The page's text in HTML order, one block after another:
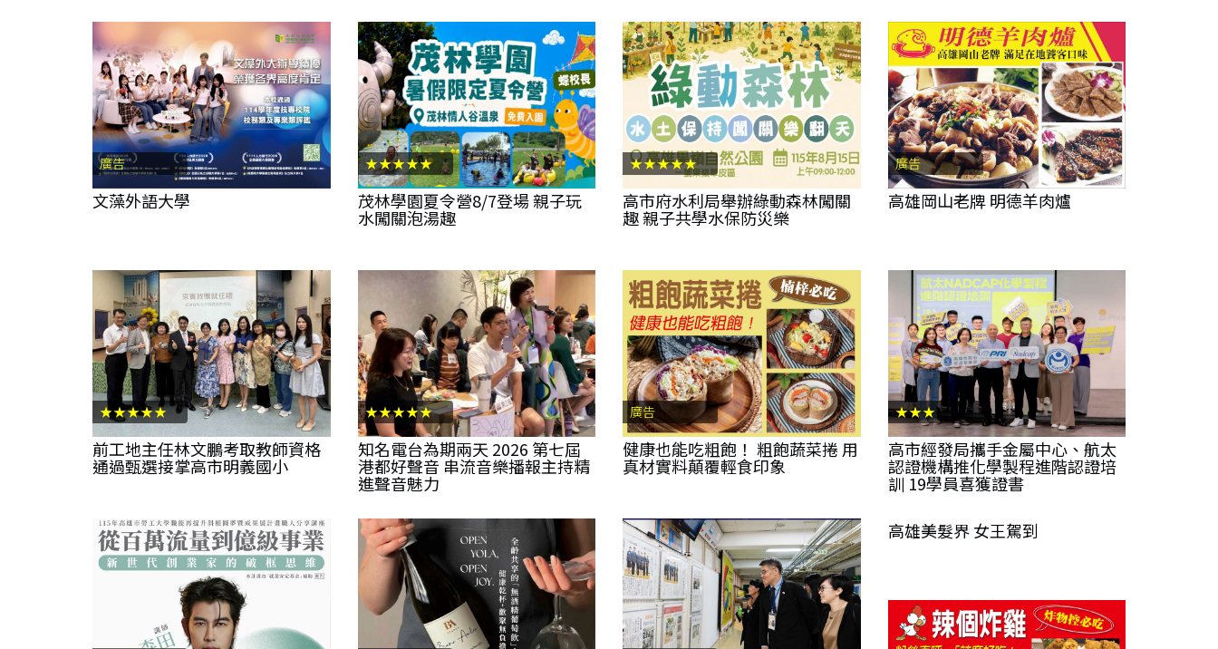
廣告
文藻外語大學
★★★★★
茂林學園夏令營8/7登場 親子玩
水闖關泡湯趣
★★★★★
高市府水利局舉辦綠動森林闖關
趣 親子共學水保防災樂
廣告
高雄岡山老牌 明德羊肉爐
★★★★★
前工地主任林文鵬考取教師資格
通過甄選接掌高市明義國小
★★★★★
知名電台為期兩天 2026 第七屆
港都好聲音 串流音樂播報主持精
進聲音魅力
廣告
健康也能吃粗飽！ 粗飽蔬菜捲 用
真材實料顛覆輕食印象
★★★
高市經發局攜手金屬中心、航太
認證機構推化學製程進階認證培
訓 19學員喜獲證書
★★★★★
高雄美髮界 女王駕到